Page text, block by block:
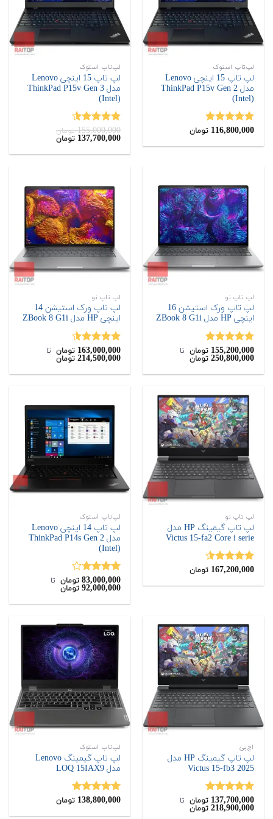
لپ‌تاپ استوک
لپ تاپ 15 اینچی Lenovo
مدل ThinkPad P15v Gen 2
(Intel)
نمره5.00
116,800,000 تومان
لپ‌تاپ استوک
لپ تاپ 15 اینچی Lenovo
مدل ThinkPad P15v Gen 3
(Intel)
نمره4.50
از 5
155,000,000 تومان
قیمت
155,000,000
137,700,000 تومانقیمت
137,700,000
لپ تاپ نو
لپ تاپ ورک استیشن 16
اینچی HP مدل ZBook 8 G1i
نمره5.00
از 5
155,200,000 تومان ‌ تا ‌
250,800,000 تومان
لپ تاپ نو
لپ تاپ ورک استیشن 14
اینچی HP مدل ZBook 8 G1i
نمره4.50
از 5
163,000,000 تومان ‌ تا ‌
214,500,000 تومان
لپ تاپ نو
لپ تاپ گیمینگ HP مدل
Victus 15-fa2 Core i serie
نمره4.50
167,200,000 تومان
لپ‌تاپ استوک
لپ تاپ 14 اینچی Lenovo
مدل ThinkPad P14s Gen 2
(Intel)
نمره
3.67از
83,000,000 تومان ‌ تا ‌
92,000,000 تومان
اچ‌پی
لپ تاپ گیمینگ HP مدل
Victus 15-fb3 2025
نمره5.00
از 5
137,700,000 تومان ‌ تا ‌
218,900,000 تومان
لپ‌تاپ استوک
لپ تاپ گیمینگ Lenovo
مدل LOQ 15IAX9
نمره5.00
138,800,000 تومان